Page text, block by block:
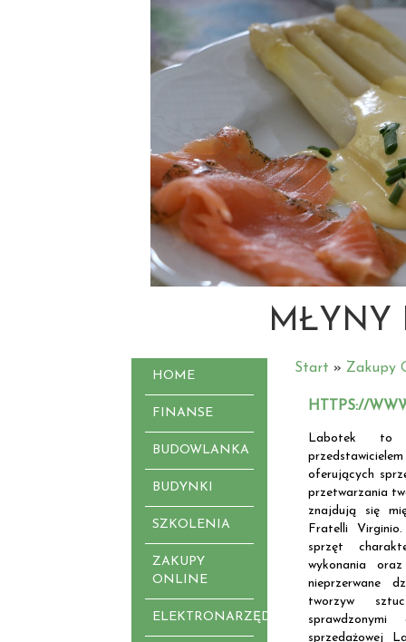
MŁYNY
HOME
FINANSE
BUDOWLANKA
BUDYNKI
SZKOLENIA
ZAKUPY
ONLINE
ELEKTRONARZĘDZIA
Start » Zakupy
HTTPS://
Labotek to
oferujących
przetwarzania
znajdują się
Fratelli
sprzęt
wykonania
nieprzerwane
tworzyw
sprzedażowej